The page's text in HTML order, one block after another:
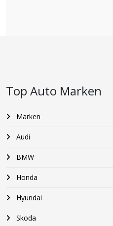
Top Auto Marken
Marken
Audi
BMW
Honda
Hyundai
Skoda